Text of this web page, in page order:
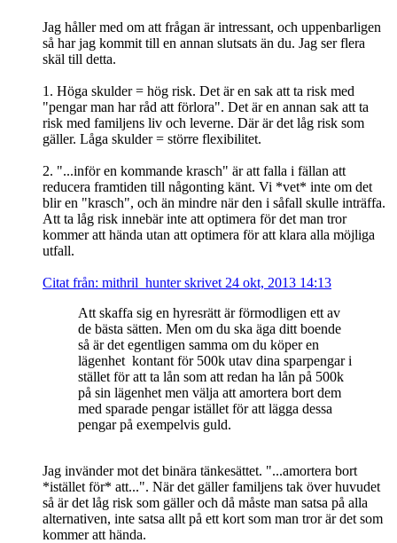
Jag håller med om att frågan är intressant, och uppenbarligen
så har jag kommit till en annan slutsats än du. Jag ser flera
skäl till detta.
1. Höga skulder = hög risk. Det är en sak att ta risk med
"pengar man har råd att förlora". Det är en annan sak att ta
risk med familjens liv och leverne. Där är det låg risk som
gäller. Låga skulder = större flexibilitet.
2. "...inför en kommande krasch" är att falla i fällan att
reducera framtiden till någonting känt. Vi *vet* inte om det
blir en "krasch", och än mindre när den i såfall skulle inträffa.
Att ta låg risk innebär inte att optimera för det man tror
kommer att hända utan att optimera för att klara alla möjliga
utfall.
Citat från: mithril_hunter skrivet 24 okt, 2013 14:13
Att skaffa sig en hyresrätt är förmodligen ett av
de bästa sätten. Men om du ska äga ditt boende
så är det egentligen samma om du köper en
lägenhet kontant för 500k utav dina sparpengar i
stället för att ta lån som att redan ha lån på 500k
på sin lägenhet men välja att amortera bort dem
med sparade pengar istället för att lägga dessa
pengar på exempelvis guld.
Jag invänder mot det binära tänkesättet. "...amortera bort
*istället för* att...". När det gäller familjens tak över huvudet
så är det låg risk som gäller och då måste man satsa på alla
alternativen, inte satsa allt på ett kort som man tror är det som
kommer att hända.